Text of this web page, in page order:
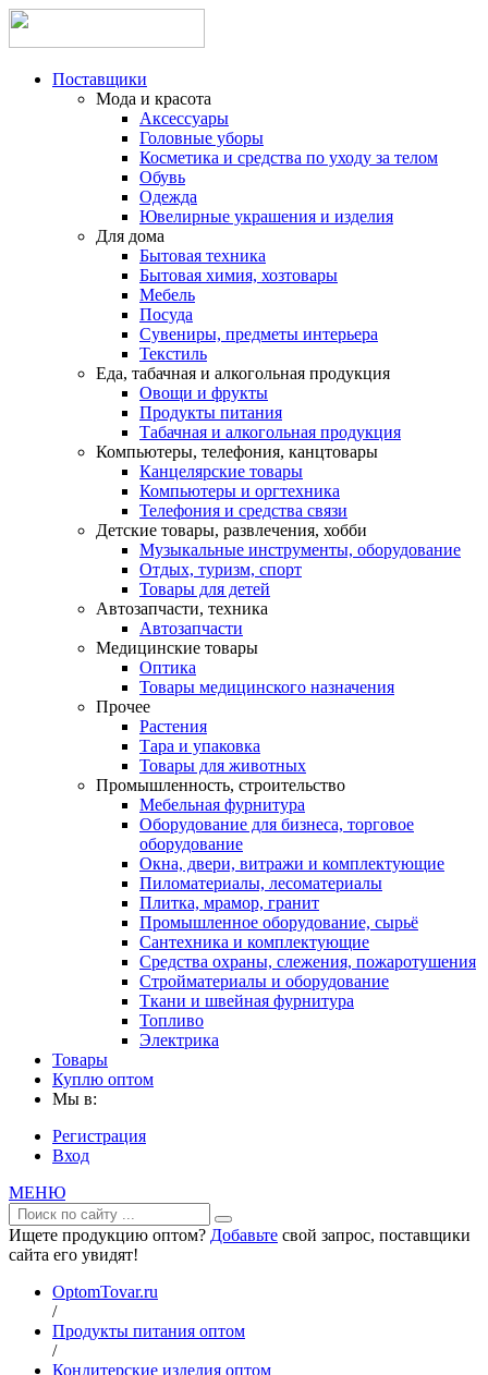
Поставщики
Мода и красота
Аксессуары
Головные уборы
Косметика и средства по уходу за телом
Обувь
Одежда
Ювелирные украшения и изделия
Для дома
Бытовая техника
Бытовая химия, хозтовары
Мебель
Посуда
Сувениры, предметы интерьера
Текстиль
Еда, табачная и алкогольная продукция
Овощи и фрукты
Продукты питания
Табачная и алкогольная продукция
Компьютеры, телефония, канцтовары
Канцелярские товары
Компьютеры и оргтехника
Телефония и средства связи
Детские товары, развлечения, хобби
Музыкальные инструменты, оборудование
Отдых, туризм, спорт
Товары для детей
Автозапчасти, техника
Автозапчасти
Медицинские товары
Оптика
Товары медицинского назначения
Прочее
Растения
Тара и упаковка
Товары для животных
Промышленность, строительство
Мебельная фурнитура
Оборудование для бизнеса, торговое
оборудование
Окна, двери, витражи и комплектующие
Пиломатериалы, лесоматериалы
Плитка, мрамор, гранит
Промышленное оборудование, сырьё
Сантехника и комплектующие
Средства охраны, слежения, пожаротушения
Стройматериалы и оборудование
Ткани и швейная фурнитура
Топливо
Электрика
Товары
Куплю оптом
Мы в:
Регистрация
Вход
МЕНЮ
Ищете продукцию оптом? Добавьте свой запрос, поставщики
сайта его увидят!
OptomTovar.ru
/
Продукты питания оптом
/
Кондитерские изделия оптом